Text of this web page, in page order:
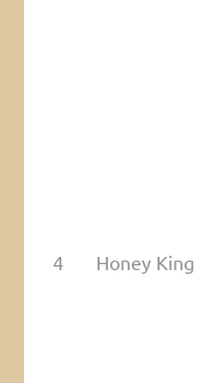
4 Honey King